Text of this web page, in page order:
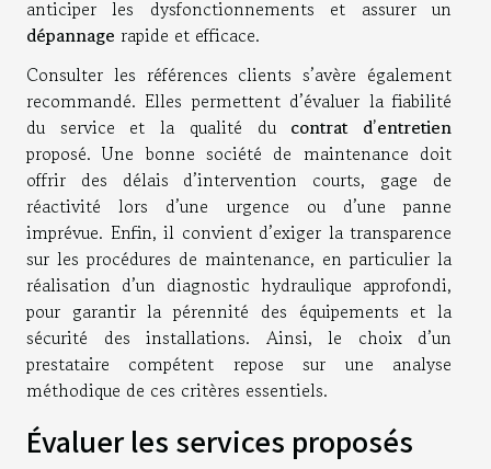
anticiper les dysfonctionnements et assurer un
dépannage rapide et efficace.
Consulter les références clients s’avère également
recommandé. Elles permettent d’évaluer la fiabilité
du service et la qualité du contrat d’entretien
proposé. Une bonne société de maintenance doit
offrir des délais d’intervention courts, gage de
réactivité lors d’une urgence ou d’une panne
imprévue. Enfin, il convient d’exiger la transparence
sur les procédures de maintenance, en particulier la
réalisation d’un diagnostic hydraulique approfondi,
pour garantir la pérennité des équipements et la
sécurité des installations. Ainsi, le choix d’un
prestataire compétent repose sur une analyse
méthodique de ces critères essentiels.
Évaluer les services proposés